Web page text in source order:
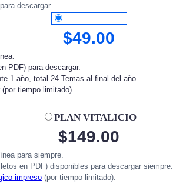
descargar.
$49.00
PDF) para descargar.
1 año, total 24 Temas al final del año.
tiempo limitado).
PLAN VITALICIO
$149.00
para siempre.
en PDF) disponibles para descargar siempre.
impreso (por tiempo limitado).